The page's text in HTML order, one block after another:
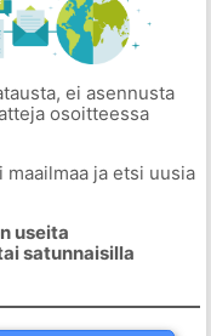
ei asennusta
osoitteessa
ja etsi uusia
useita
satunnaisilla